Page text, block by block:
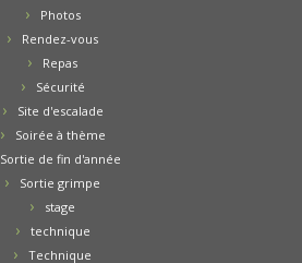
Photos
Rendez-vous
Repas
Sécurité
Site d'escalade
Soirée à thème
Sortie de fin d'année
Sortie grimpe
stage
technique
Technique